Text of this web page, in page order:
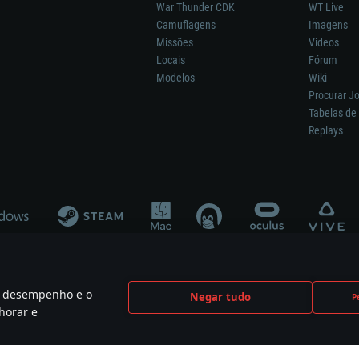
e o
e
Negar tudo
War Thunder CDK
Camuflagens
Missões
Locais
Modelos
WT Live
Imagens
Videos
Fórum
Wiki
Procurar
Tabelas
Replays
significa participação no desenvolvimento, patrocínio ou aval do respetivo
are the property of their respective owners.